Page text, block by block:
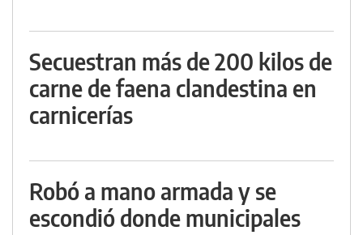
Secuestran más de 200 kilos de
carne de faena clandestina en
carnicerías
Robó a mano armada y se
escondió donde municipales